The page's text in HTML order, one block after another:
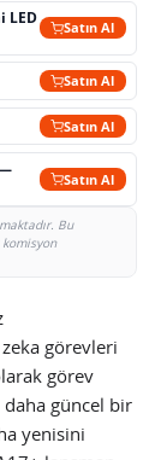
LED
Satın Al
Satın Al
Satın Al
—
Satın Al
Bu
görevleri
görev
güncel bir
yenisini